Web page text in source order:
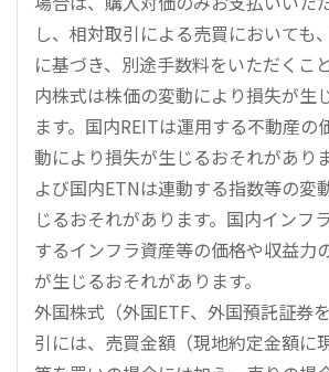
し、相対取引による売買においても
に基づき、別途手数料をいただくこ
内株式は株価の変動により損失が生
ます。国内REITは運用する不動産の
動により損失が生じるおそれがあり
よび国内ETNは連動する指数等の変
じるおそれがあります。国内インフ
するインフラ資産等の価格や収益力
が生じるおそれがあります。
外国株式（外国ETF、外国預託証券
引には、売買金額（現地約定金額に